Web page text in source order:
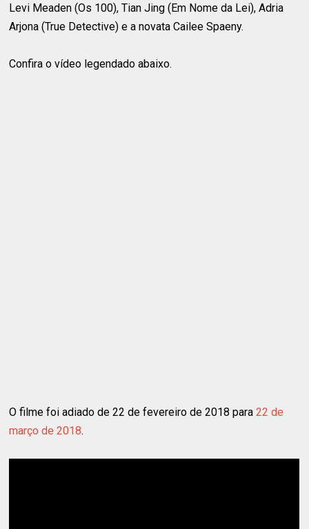
Levi Meaden (Os 100), Tian Jing (Em Nome da Lei), Adria
Arjona (True Detective) e a novata Cailee Spaeny.
Confira o vídeo legendado abaixo.
O filme foi adiado de 22 de fevereiro de 2018 para22 de
março de 2018.